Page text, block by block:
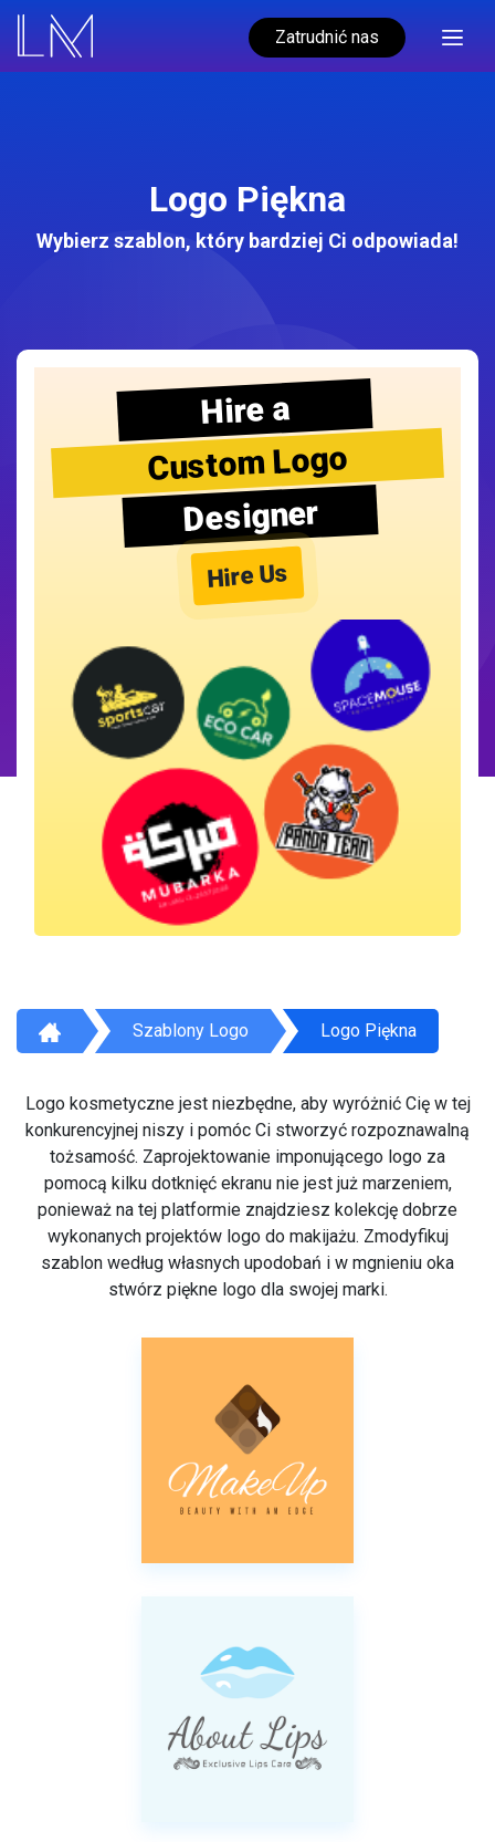
Zatrudnić nas
Logo Piękna
Wybierz szablon, który bardziej Ci odpowiada!
Hire a
Custom Logo
Designer
Hire Us
Szablony Logo Logo Piękna
Logo kosmetyczne jest niezbędne, aby wyróżnić Cię w tej
konkurencyjnej niszy i pomóc Ci stworzyć rozpoznawalną
tożsamość. Zaprojektowanie imponującego logo za
pomocą kilku dotknięć ekranu nie jest już marzeniem,
ponieważ na tej platformie znajdziesz kolekcję dobrze
wykonanych projektów logo do makijażu. Zmodyfikuj
szablon według własnych upodobań i w mgnieniu oka
stwórz piękne logo dla swojej marki.